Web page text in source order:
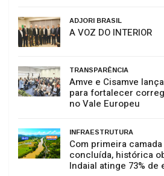
ADJORI BRASIL
A VOZ DO INTERIOR
TRANSPARÊNCIA
Amve e Cisamve
para fortalecer
no Vale Europeu
INFRAESTRUTURA
Com primeira
concluída, histórica
Indaial atinge 73% de